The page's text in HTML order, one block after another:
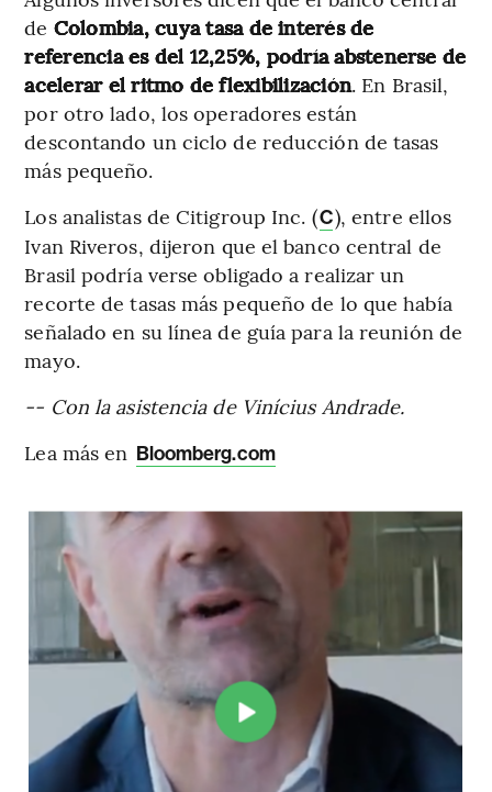
de Colombia, cuya tasa de interés de
referencia es del 12,25%, podría abstenerse de
acelerar el ritmo de flexibilización. En Brasil,
por otro lado, los operadores están
descontando un ciclo de reducción de tasas
más pequeño.
Los analistas de Citigroup Inc. (C), entre ellos
Ivan Riveros, dijeron que el banco central de
Brasil podría verse obligado a realizar un
recorte de tasas más pequeño de lo que había
señalado en su línea de guía para la reunión de
mayo.
-- Con la asistencia de Vinícius Andrade.
Lea más en Bloomberg.com